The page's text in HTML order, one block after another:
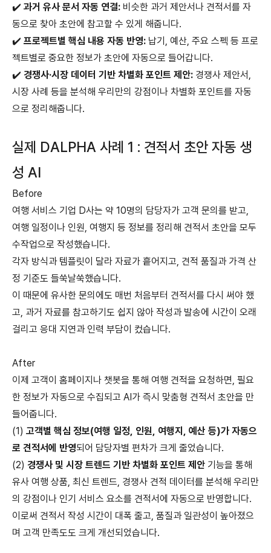
✔️ 과거 유사 문서 자동 연결: 비슷한 과거 제안서나 견적서를 자
동으로 찾아 초안에 참고할 수 있게 해줍니다.
✔️ 프로젝트별 핵심 내용 자동 반영: 납기, 예산, 주요 스펙 등 프로
젝트별로 중요한 정보가 초안에 자동으로 들어갑니다.
✔️ 경쟁사·시장 데이터 기반 차별화 포인트 제안: 경쟁사 제안서,
시장 사례 등을 분석해 우리만의 강점이나 차별화 포인트를 자동
으로 정리해줍니다.
실제 DALPHA 사례 1 : 견적서 초안 자동 생
성 AI
Before
여행 서비스 기업 D사는 약 10명의 담당자가 고객 문의를 받고,
여행 일정이나 인원, 여행지 등 정보를 정리해 견적서 초안을 모두
수작업으로 작성했습니다.
각자 방식과 템플릿이 달라 자료가 흩어지고, 견적 품질과 가격 산
정 기준도 들쑥날쑥했습니다.
이 때문에 유사한 문의에도 매번 처음부터 견적서를 다시 써야 했
고, 과거 자료를 참고하기도 쉽지 않아 작성과 발송에 시간이 오래
걸리고 응대 지연과 인력 부담이 컸습니다.
After
이제 고객이 홈페이지나 챗봇을 통해 여행 견적을 요청하면, 필요
한 정보가 자동으로 수집되고 AI가 즉시 맞춤형 견적서 초안을 만
들어줍니다.
(1) 고객별 핵심 정보(여행 일정, 인원, 여행지, 예산 등)가 자동으
로 견적서에 반영되어 담당자별 편차가 크게 줄었습니다.
(2) 경쟁사 및 시장 트렌드 기반 차별화 포인트 제안 기능을 통해
유사 여행 상품, 최신 트렌드, 경쟁사 견적 데이터를 분석해 우리만
의 강점이나 인기 서비스 요소를 견적서에 자동으로 반영합니다.
이로써 견적서 작성 시간이 대폭 줄고, 품질과 일관성이 높아졌으
며 고객 만족도도 크게 개선되었습니다.